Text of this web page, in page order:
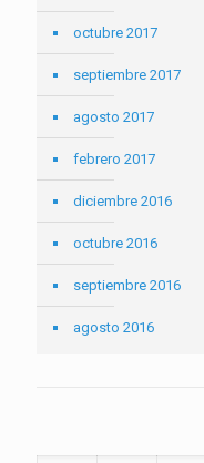
octubre 2017
septiembre 2017
agosto 2017
febrero 2017
diciembre 2016
octubre 2016
septiembre 2016
agosto 2016